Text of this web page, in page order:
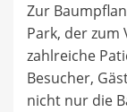
Zur
Park, der zum
zahlreiche
Besucher,
nicht nur die